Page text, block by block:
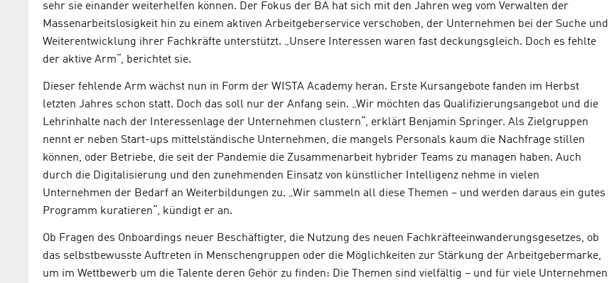
sehr sie einander weiterhelfen können. Der Fokus der BA hat sich mit den Jahren weg vom Verwalten der
Massenarbeitslosigkeit hin zu einem aktiven Arbeitgeberservice verschoben, der Unternehmen bei der Suche und
Weiterentwicklung ihrer Fachkräfte unterstützt. „Unsere Interessen waren fast deckungsgleich. Doch es fehlte
der aktive Arm“, berichtet sie.
Dieser fehlende Arm wächst nun in Form der WISTA Academy heran. Erste Kursangebote fanden im Herbst
letzten Jahres schon statt. Doch das soll nur der Anfang sein. „Wir möchten das Qualifizierungsangebot und die
Lehrinhalte nach der Interessenlage der Unternehmen clustern“, erklärt Benjamin Springer. Als Zielgruppen
nennt er neben Start-ups mittelständische Unternehmen, die mangels Personals kaum die Nachfrage stillen
können, oder Betriebe, die seit der Pandemie die Zusammenarbeit hybrider Teams zu managen haben. Auch
durch die Digitalisierung und den zunehmenden Einsatz von künstlicher Intelligenz nehme in vielen
Unternehmen der Bedarf an Weiterbildungen zu. „Wir sammeln all diese Themen – und werden daraus ein gutes
Programm kuratieren“, kündigt er an.
Ob Fragen des Onboardings neuer Beschäftigter, die Nutzung des neuen Fachkräfte­einwanderungs­gesetzes, ob
das selbstbewusste Auftreten in Menschengruppen oder die Möglichkeiten zur Stärkung der Arbeitgebermarke,
um im Wettbewerb um die Talente deren Gehör zu finden: Die Themen sind vielfältig – und für viele Unternehmen